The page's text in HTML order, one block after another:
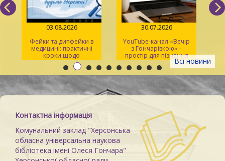
Всі новини
03.08.2026
Фейки та дипфейки в
медицині: практичні
кроки щодо
розпізнавання
30.07.2026
YouTube-канал «Вечір
з Гончарівкою» –
простір для пізнання
та натхнення
Контактна інформація
Комунальний заклад "Херсонська
обласна універсальна наукова
бібліотека імені Олеся Гончара"